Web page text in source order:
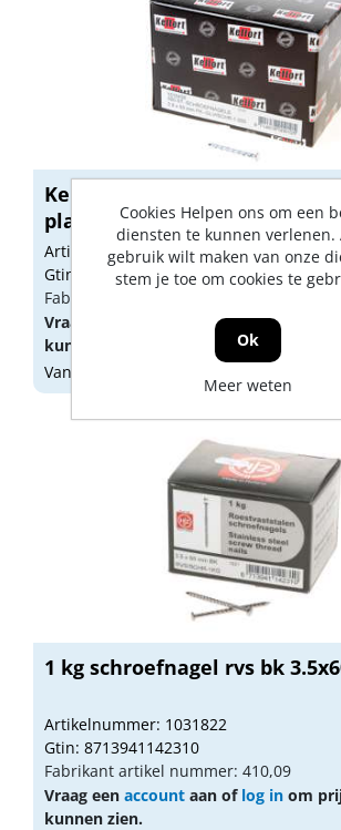
Kelfort schroefnagel gedraaid
platte...
Artikelnummer: 1515439
Gtin: 8714678009105
Fabrikant artikel nummer: 1515439
Vraag een
aan oflog in
kunnen zien.
Vandaag besteld, morgen geleverd
1 kg schroefnagel rvs bk
Artikelnummer: 1031822
Gtin: 8713941142310
Fabrikant artikel nummer: 410,09
Vraag een account aan of log in om
kunnen zien.
Cookies Helpen ons om een
diensten te kunnen verlenen.
gebruik wilt maken van onze
stem je toe om cookies te
Ok
Meer weten